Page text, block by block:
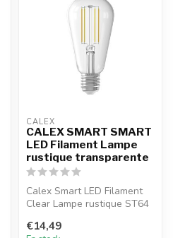
CALEX
CALEX SMART SMART
LED Filament Lampe
rustique transparente
Calex Smart LED Filament
Clear Lampe rustique ST64
1800-30...
€14,49